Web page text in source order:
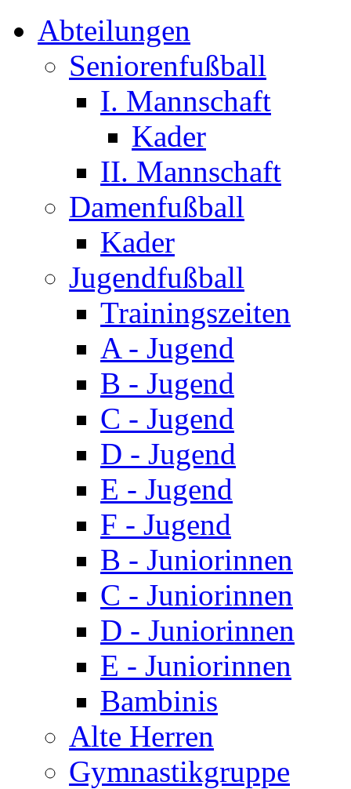
Abteilungen
Seniorenfußball
I. Mannschaft
Kader
II. Mannschaft
Damenfußball
Kader
Jugendfußball
Trainingszeiten
A - Jugend
B - Jugend
C - Jugend
D - Jugend
E - Jugend
F - Jugend
B - Juniorinnen
C - Juniorinnen
D - Juniorinnen
E - Juniorinnen
Bambinis
Alte Herren
Gymnastikgruppe